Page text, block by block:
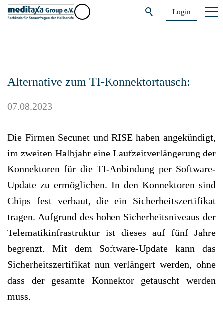
Login
Alternative zum TI-Konnektortausch:
07.08.2023
Die Firmen Secunet und RISE haben angekündigt,
im zweiten Halbjahr eine Laufzeitverlängerung der
Konnektoren für die TI-Anbindung per Software-
Update zu ermöglichen. In den Konnektoren sind
Chips fest verbaut, die ein Sicherheitszertifikat
tragen. Aufgrund des hohen Sicherheitsniveaus der
Telematikinfrastruktur ist dieses auf fünf Jahre
begrenzt. Mit dem Software-Update kann das
Sicherheitszertifikat nun verlängert werden, ohne
dass der gesamte Konnektor getauscht werden
muss.